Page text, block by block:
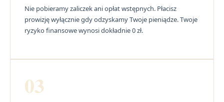
Nie pobieramy zaliczek ani opłat wstępnych. Płacisz
prowizję wyłącznie gdy odzyskamy Twoje pieniądze. Twoje
ryzyko finansowe wynosi dokładnie 0 zł.
03